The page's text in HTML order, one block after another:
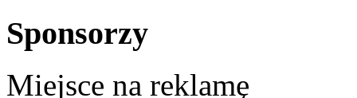
Sponsorzy
Miejsce na reklamę